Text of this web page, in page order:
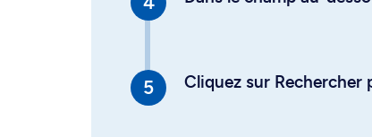
Cliquez sur